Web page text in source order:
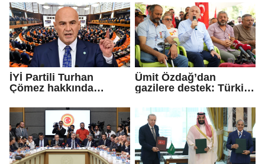
İYİ Partili Turhan
Çömez hakkında
Ümit Özdağ’dan
gazilere destek: Türkiye
taşımamalı